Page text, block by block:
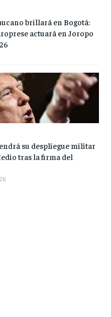
brillará en Bogotá:
actuará en Joropo
su despliegue militar
tras la firma del